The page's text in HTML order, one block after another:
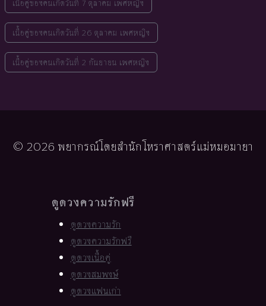
เนื้อคู่ของคนเกิดวันที่ 7 ตุลาคม เพศหญิง
เนื้อคู่ของคนเกิดวันที่ 26 ตุลาคม เพศหญิง
เนื้อคู่ของคนเกิดวันที่ 2 กันยายน เพศหญิง
© 2026 พยากรณ์โดยสำนักโหราศาสตร์แม่หมอมายา
ดูดวงความรักฟรี
ดูดวงความรัก
ดูดวงความรักฟรี
ดูดวงเนื้อคู่
ดูดวงสมพงษ์
ดูดวงแฟนเก่า